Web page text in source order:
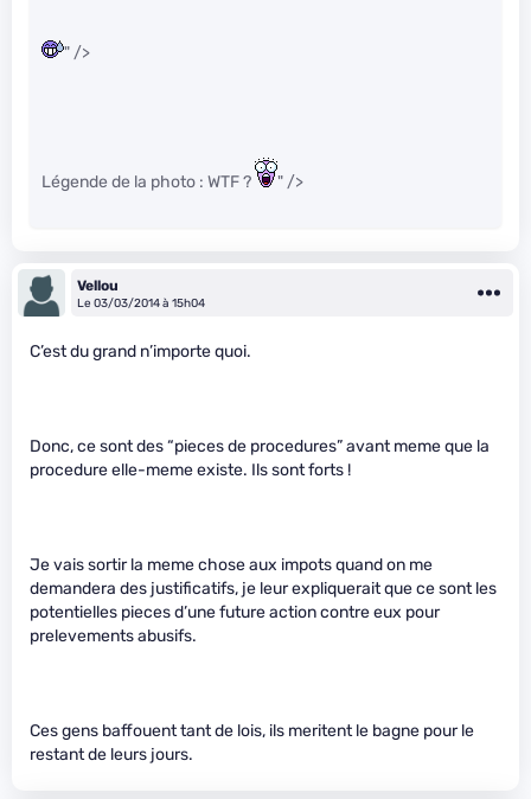
" />
Légende de la photo : WTF ? " />
Vellou
Le 03/03/2014 à 15h04
C’est du grand n’importe quoi.
Donc, ce sont des “pieces de procedures” avant meme que la
procedure elle-meme existe. Ils sont forts !
Je vais sortir la meme chose aux impots quand on me
demandera des justificatifs, je leur expliquerait que ce sont les
potentielles pieces d’une future action contre eux pour
prelevements abusifs.
Ces gens baffouent tant de lois, ils meritent le bagne pour le
restant de leurs jours.